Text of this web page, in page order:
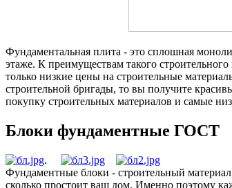
Фундаментальная плита - это сплошная
этаже. К преимуществам такого
только низкие цены на строительные
строительной бригады, то вы получите
покупку строительных материалов и самые
Блоки фундаментные ГОСТ
.
Фундаментные блоки - строительный
сколько простоит ваш дом. Именно поэтому